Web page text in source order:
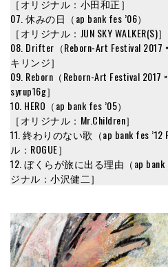
［オリジナル：小田和正］
07. 休みの日（ap bank fes ’06）
［オリジナル：JUN SKY WALKER(S)］
08. Drifter（Reborn-Art Festival 2017
キリンジ］
09. Reborn（Reborn-Art Festival
syrup16g］
10. HERO（ap bank fes ’05）
［オリジナル：Mr.Children］
11. 終わりのない歌（ap bank fes
ル：ROGUE］
12. ぼくらが旅に出る理由（ap bank
ジナル：小沢健二］